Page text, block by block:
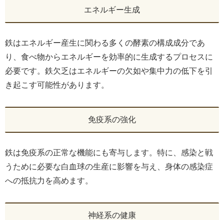
エネルギー生成
鉄はエネルギー産生に関わる多くの酵素の構成成分であ
り、食べ物からエネルギーを効率的に生成するプロセスに
必要です。鉄欠乏はエネルギーの欠如や集中力の低下を引
き起こす可能性があります。
免疫系の強化
鉄は免疫系の正常な機能にも寄与します。特に、感染と戦
うために必要な白血球の生産に影響を与え、身体の感染症
への抵抗力を高めます。
神経系の健康